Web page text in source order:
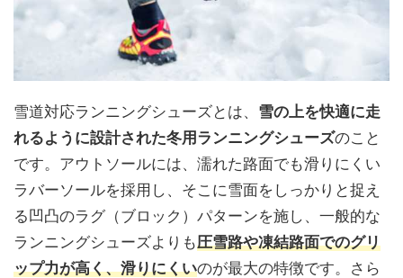
雪道対応ランニングシューズとは、 雪の上を快適に走
れるように設計された冬用ランニングシューズのこと
です。アウトソールには、濡れた路面でも滑りにくい
ラバーソールを採用し、そこに雪面をしっかりと捉え
る凹凸のラグ（ブロック）パターンを施し、一般的な
ランニングシューズよりも圧雪路や凍結路面でのグリ
ップ力が高く、滑りにくいのが最大の特徴です。さら